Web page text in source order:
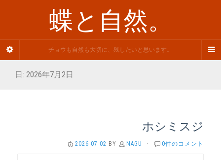
蝶と自然。
チョウも自然も大切に、残したいと思います。
日: 2026年7月2日
ホシミスジ
2026-07-02 BY NAGU · 0件のコメント